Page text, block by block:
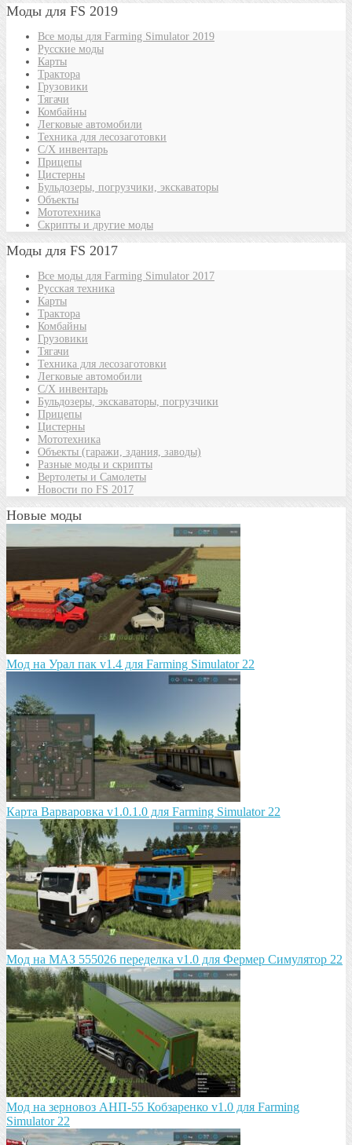
Моды для FS 2019
Все моды для Farming Simulator 2019
Русские моды
Карты
Трактора
Грузовики
Тягачи
Комбайны
Легковые автомобили
Техника для лесозаготовки
С/Х инвентарь
Прицепы
Цистерны
Бульдозеры, погрузчики, экскаваторы
Объекты
Мототехника
Скрипты и другие моды
Моды для FS 2017
Все моды для Farming Simulator 2017
Русская техника
Карты
Трактора
Комбайны
Грузовики
Тягачи
Техника для лесозаготовки
Легковые автомобили
С/Х инвентарь
Бульдозеры, экскаваторы, погрузчики
Прицепы
Цистерны
Мототехника
Объекты (гаражи, здания, заводы)
Разные моды и скрипты
Вертолеты и Самолеты
Новости по FS 2017
Новые моды
Мод на Урал пак v1.4 для Farming Simulator 22
Карта Варваровка v1.0.1.0 для Farming Simulator 22
Мод на МАЗ 555026 пeрeдeлка v1.0 для Фермер Симулятор 22
Мод на зeрновоз АНП-55 Кобзарeнко v1.0 для Farming
Simulator 22